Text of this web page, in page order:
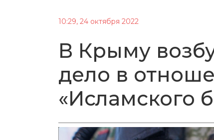
10:29, 24 октября 2022
В Крыму
дело в
«Исламского